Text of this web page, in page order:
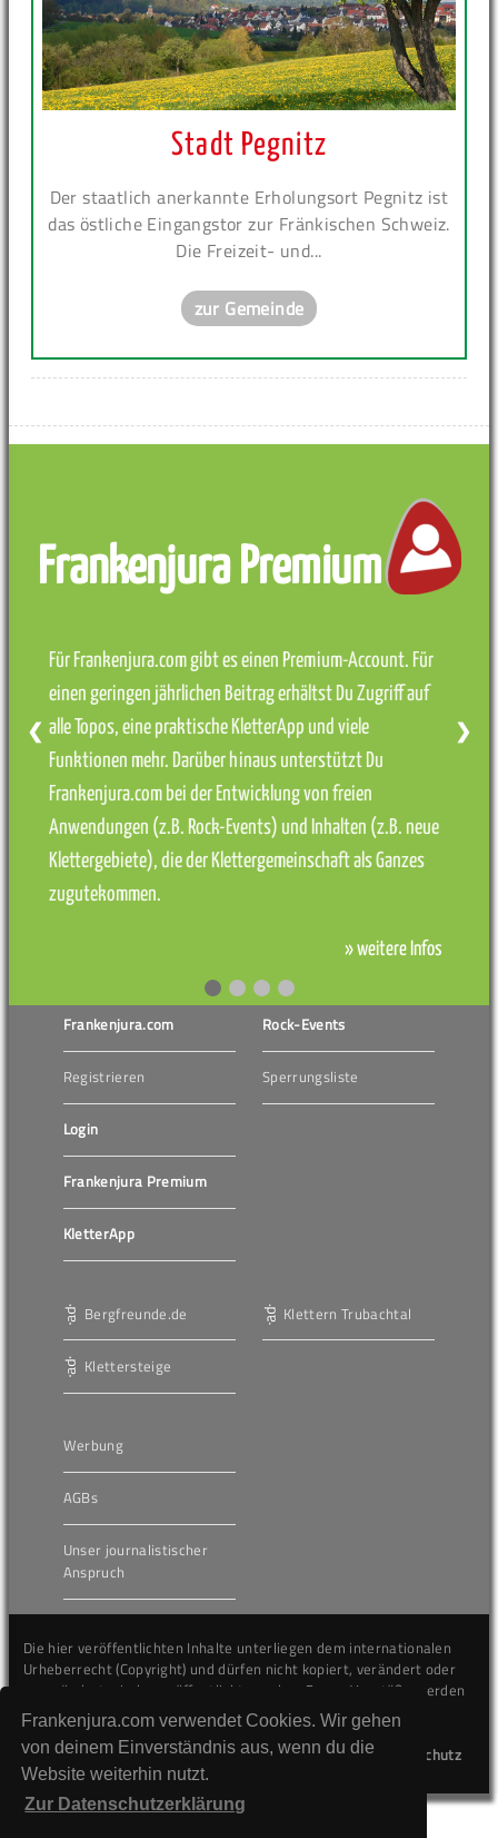
Frankenjura.com verwendet Cookies. Wir gehen
von deinem Einverständnis aus, wenn du die
Website weiterhin nutzt.
Zur Datenschutzerklärung
Stadt Pegnitz
Der staatlich anerkannte Erholungsort Pegnitz ist
das östliche Eingangstor zur Fränkischen Schweiz.
Die Freizeit- und...
zur Gemeinde
Frankenjura Premium
Für Frankenjura.com gibt es einen Premium-Account. Für
einen geringen jährlichen Beitrag erhältst Du Zugriff auf
alle Topos, eine praktische KletterApp und viele
Funktionen mehr. Darüber hinaus unterstützt Du
Frankenjura.com bei der Entwicklung von freien
Anwendungen (z.B. Rock-Events) und Inhalten (z.B. neue
Klettergebiete), die der Klettergemeinschaft als Ganzes
zugutekommen.
» weitere Infos
❮ ❯
Frankenjura.com
Registrieren
Login
Frankenjura Premium
KletterApp
Rock-Events
Sperrungsliste
Bergfreunde.de
Klettersteige
Klettern Trubachtal
Werbung
AGBs
Unser journalistischer
Anspruch
Die hier veröffentlichten Inhalte unterliegen dem internationalen
Urheberrecht (Copyright) und dürfen nicht kopiert, verändert oder
unverändert wiederveröffentlicht werden. Gegen Verstöße werden
wir auf juristischem Wege vorgehen.
Kontakt
Impressum Datenschutz